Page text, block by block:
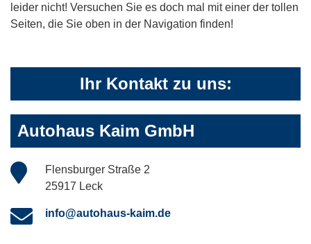
leider nicht! Versuchen Sie es doch mal mit einer der tollen
Seiten, die Sie oben in der Navigation finden!
Ihr Kontakt zu uns:
Autohaus Kaim GmbH
Flensburger Straße 2
25917 Leck
info@autohaus-kaim.de